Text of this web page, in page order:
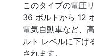
このタイプの電圧
36 ボルトから 12
電気自動車など、
ルト レベルに下げ
されます。